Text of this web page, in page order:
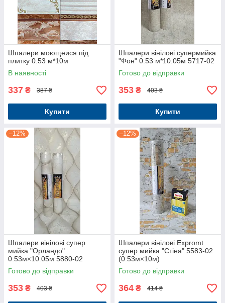
Шпалери моющеися під
плитку 0.53 м*10м
В наявності
337 ₴ 387 ₴
Купити
Шпалери вінілові супермийка
"Фон" 0.53 м*10.05м 5717-02
Готово до відправки
353 ₴ 403 ₴
Купити
–12%
Шпалери вінілові супер
мийка "Орландо"
0.53м×10.05м 5880-02
Готово до відправки
353 ₴ 403 ₴
–12%
Шпалери вінілові Expromt
супер мийка "Стіна" 5583-02
(0.53м×10м)
Готово до відправки
364 ₴ 414 ₴